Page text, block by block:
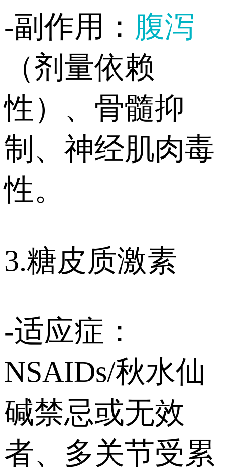
-副作用： 腹泻
（剂量依赖
性）、骨髓抑
制、神经肌肉毒
性。
3.糖皮质激素
-适应症：
NSAIDs/秋水仙
碱禁忌或无效
者、多关节受累